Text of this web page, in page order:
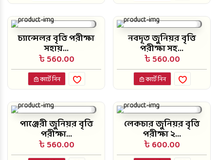
চ্যান্সেলর বৃত্তি পরীক্ষা
সহায়...
৳ 560.00
কার্টে নিন
নবদূত জুনিয়র বৃত্তি
পরীক্ষা সহ...
৳ 560.00
কার্টে নিন
পাঞ্জেরী জুনিয়র বৃত্তি
পরীক্ষা...
৳ 560.00
লেকচার জুনিয়র বৃত্তি
পরীক্ষা ২...
৳ 600.00